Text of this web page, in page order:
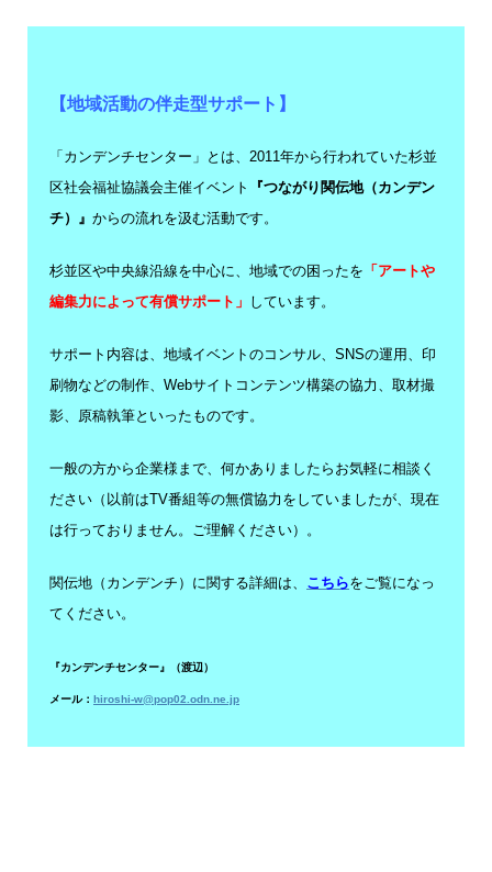
【地域活動の伴走型サポート】
「カンデンチセンター」とは、2011年から行われていた杉並
区社会福祉協議会主催イベント
『つながり関伝地（カンデン
チ）』 からの流れを汲む活動です。
杉並区や中央線沿線を中心に、地域での困ったを 「アートや
編集力によって有償サポート」 しています。
サポート内容は、地域イベントのコンサル、SNSの運用、印
刷物などの制作、Webサイトコンテンツ構築の協力、取材撮
影、原稿執筆といったものです。
一般の方から企業様まで、何かありましたらお気軽に相談く
ださい（以前はTV番組等の無償協力をしていましたが、現在
は行っておりません。ご理解ください）。
関伝地（カンデンチ）に関する詳細は、 こちらをご覧になっ
てください。
『カンデンチセンター』（渡辺）
メール： hiroshi-w@pop02.odn.ne.jp